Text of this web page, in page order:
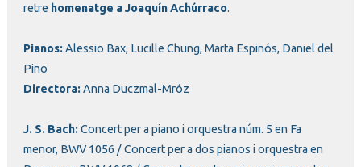
retre homenatge a Joaquín Achúrraco.
Pianos:Alessio Bax, Lucille Chung, Marta Espinós, Daniel del
Pino
Directora:Anna Duczmal-Mróz
J. S. Bach:Concert per a piano i orquestra núm. 5 en Fa
menor, BWV 1056 / Concert per a dos pianos i orquestra en